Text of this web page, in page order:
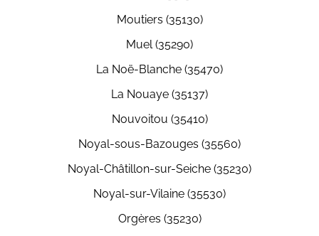
Moutiers (35130)
Muel (35290)
La Noë-Blanche (35470)
La Nouaye (35137)
Nouvoitou (35410)
Noyal-sous-Bazouges (35560)
Noyal-Châtillon-sur-Seiche (35230)
Noyal-sur-Vilaine (35530)
Orgères (35230)